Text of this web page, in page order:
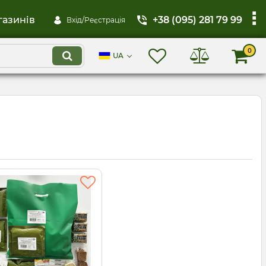
Вхід/Реєстрація +38 (095) 281 79 99
UA
0